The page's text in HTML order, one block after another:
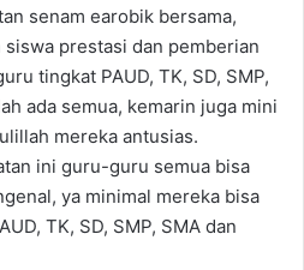
senam earobik bersama,
prestasi dan pemberian
tingkat PAUD, TK, SD, SMP,
ada semua, kemarin juga mini
mereka antusias.
ini guru-guru semua bisa
ya minimal mereka bisa
TK, SD, SMP, SMA dan